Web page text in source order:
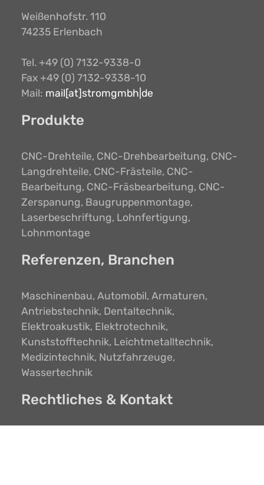
Weißenhofstr. 110
74235 Erlenbach
Tel. +49 (0) 7132-9338-0
Fax +49 (0) 7132-9338-10
Mail: mail[at]stromgmbh|de
Produkte
CNC-Drehteile, CNC-Drehbearbeitung, CNC-
Langdrehteile, CNC-Frästeile, CNC-
Bearbeitung, CNC-Fräsbearbeitung, CNC-
Zerspanung, Baugruppenmontage,
Laserbeschriftung, Lohnfertigung,
Lohnmontage
Referenzen, Branchen
Maschinenbau, Automobil, Armaturen,
Antriebstechnik, Dentaltechnik,
Elektroakustik, Elektrotechnik,
Kunststofftechnik, Leichtmetalltechnik,
Medizintechnik, Nutzfahrzeuge,
Wassertechnik
Rechtliches & Kontakt